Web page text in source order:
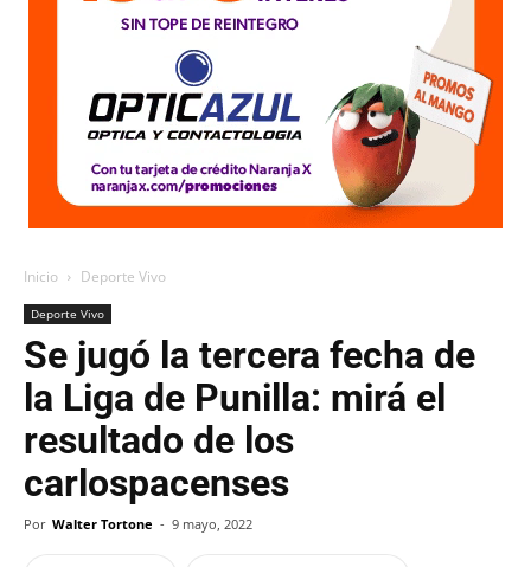
Inicio Deporte Vivo
Deporte Vivo
Se jugó la tercera fecha de
la Liga de Punilla: mirá el
resultado de los
carlospacenses
Por Walter Tortone - 9 mayo, 2022